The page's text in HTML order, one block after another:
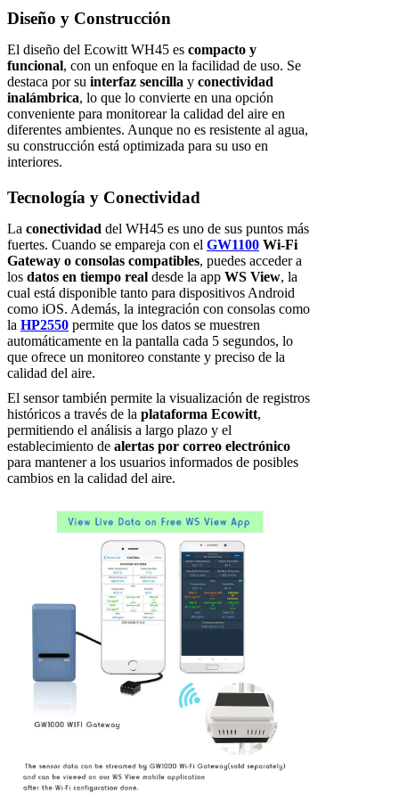
Diseño y Construcción
El diseño del Ecowitt WH45 es compacto y
funcional, con un enfoque en la facilidad de uso. Se
destaca por su interfaz sencilla y conectividad
inalámbrica, lo que lo convierte en una opción
conveniente para monitorear la calidad del aire en
diferentes ambientes. Aunque no es resistente al agua,
su construcción está optimizada para su uso en
interiores.
Tecnología y Conectividad
La conectividad del WH45 es uno de sus puntos más
fuertes. Cuando se empareja con el GW1100 Wi-Fi
Gateway o consolas compatibles, puedes acceder a
los datos en tiempo real desde la app WS View, la
cual está disponible tanto para dispositivos Android
como iOS. Además, la integración con consolas como
la HP2550 permite que los datos se muestren
automáticamente en la pantalla cada 5 segundos, lo
que ofrece un monitoreo constante y preciso de la
calidad del aire.
El sensor también permite la visualización de registros
históricos a través de la plataforma Ecowitt,
permitiendo el análisis a largo plazo y el
establecimiento de alertas por correo electrónico
para mantener a los usuarios informados de posibles
cambios en la calidad del aire.